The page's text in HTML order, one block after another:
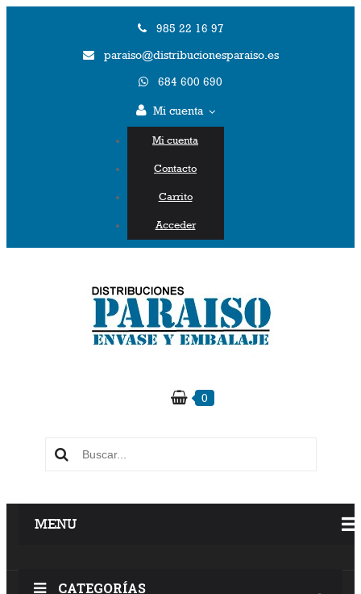
985 22 16 97
paraiso@distribucionesparaiso.es
684 600 690
Mi cuenta
Mi cuenta
Contacto
Carrito
Acceder
0
MENU
CATEGORÍAS